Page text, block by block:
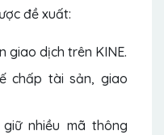
đề xuất:
giao dịch trên KINE.
chấp tài sản, giao
nhiều mã thông